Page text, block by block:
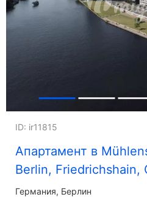
Апартамент в
Berlin, Friedrichshain,
ID: ir11815
Германия, Берлин